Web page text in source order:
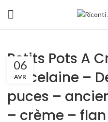
Petits Pots A
Porcelaine –
puces –
– crème –
06
AVR